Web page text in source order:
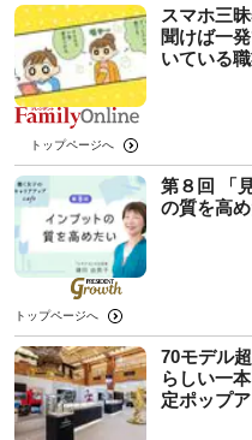
スマホ三
聞けば一
いている
トップページへ
第８回 「
の質を高め
トップページへ
70モデル
らしい一
定ポップ